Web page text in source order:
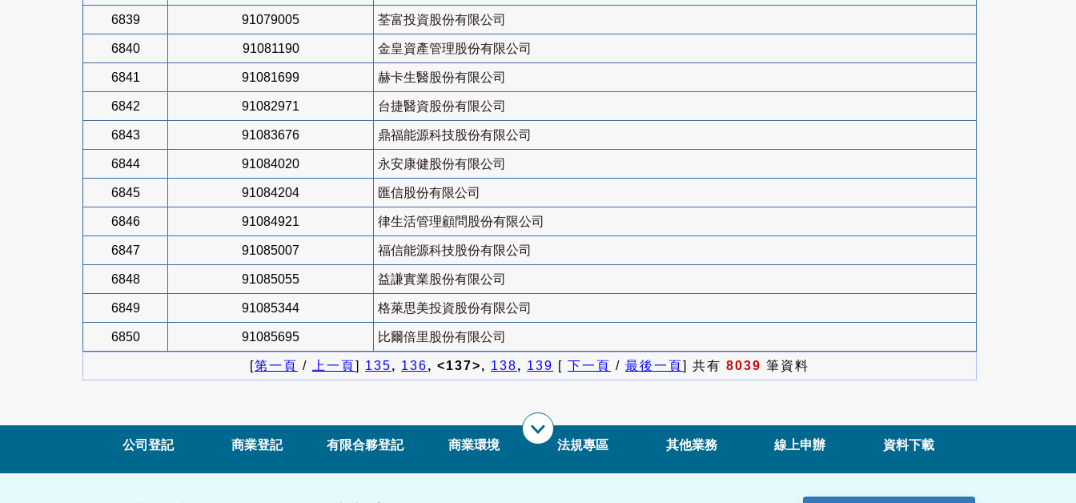
6839 91079005 荃富投資股份有限公司
6840 91081190 金皇資產管理股份有限公司
6841 91081699 赫卡生醫股份有限公司
6842 91082971 台捷醫資股份有限公司
6843 91083676 鼎福能源科技股份有限公司
6844 91084020 永安康健股份有限公司
6845 91084204 匯信股份有限公司
6846 91084921 律生活管理顧問股份有限公司
6847 91085007 福信能源科技股份有限公司
6848 91085055 益謙實業股份有限公司
6849 91085344 格萊思美投資股份有限公司
6850 91085695 比爾倍里股份有限公司
[第一頁 / 上一頁] 135, 136, <137>, 138, 139 [ 下一頁 / 最後一頁] 共有 8039 筆資料
公司登記 商業登記 有限合夥登記 商業環境 法規專區 其他業務 線上申辦 資料下載